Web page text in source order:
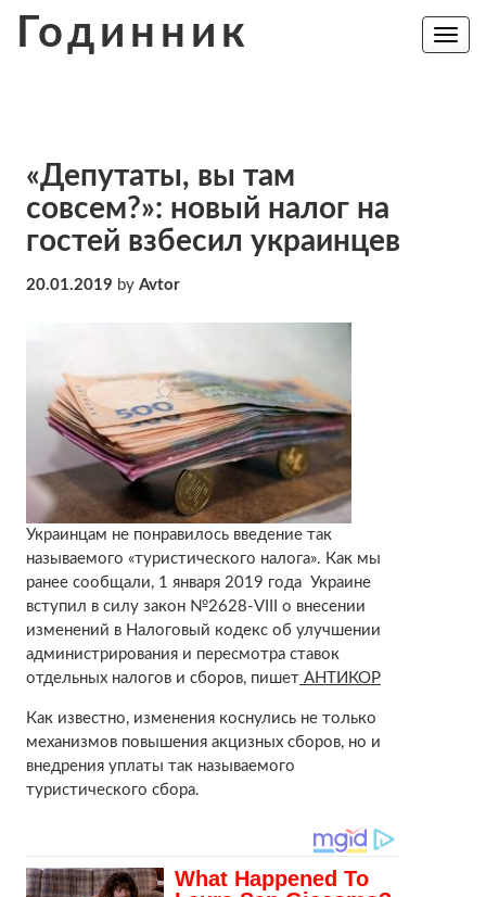
Годинник
Toggle
«Депутаты, вы там
совсем?»: новый налог на
гостей взбесил украинцев
20.01.2019 by Avtor
Украинцам не понравилось введение так
называемого «туристического налога». Как мы
ранее сообщали, 1 января 2019 года Украине
вступил в силу закон №2628-VIII о внесении
изменений в Налоговый кодекс об улучшении
администрирования и пересмотра ставок
отдельных налогов и сборов, пишетАНТИКОР
Как известно, изменения коснулись не только
механизмов повышения акцизных сборов, но и
внедрения уплаты так называемого
туристического сбора.